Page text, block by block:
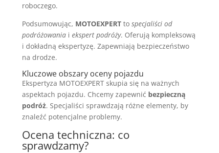
roboczego.
Podsumowując, MOTOEXPERTto specjaliści od
podróżowaniai ekspert podróży. Oferują kompleksową
i dokładną ekspertyzę. Zapewniają bezpieczeństwo
na drodze.
Kluczowe obszary oceny pojazdu
Ekspertyza MOTOEXPERT skupia się na ważnych
aspektach pojazdu. Chcemy zapewnić bezpieczną
podróż. Specjaliści sprawdzają różne elementy, by
znaleźć potencjalne problemy.
Ocena techniczna: co
sprawdzamy?